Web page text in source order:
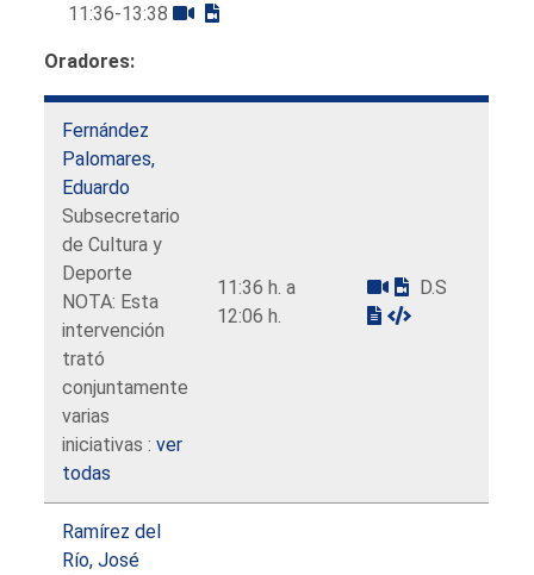
11:36-13:38
Oradores:
Fernández
Palomares,
Eduardo
Subsecretario
de Cultura y
Deporte
NOTA: Esta
intervención
trató
conjuntamente
varias
iniciativas :ver
todas
11:36 h. a
12:06 h.
D.S
Ramírez del
Río, José